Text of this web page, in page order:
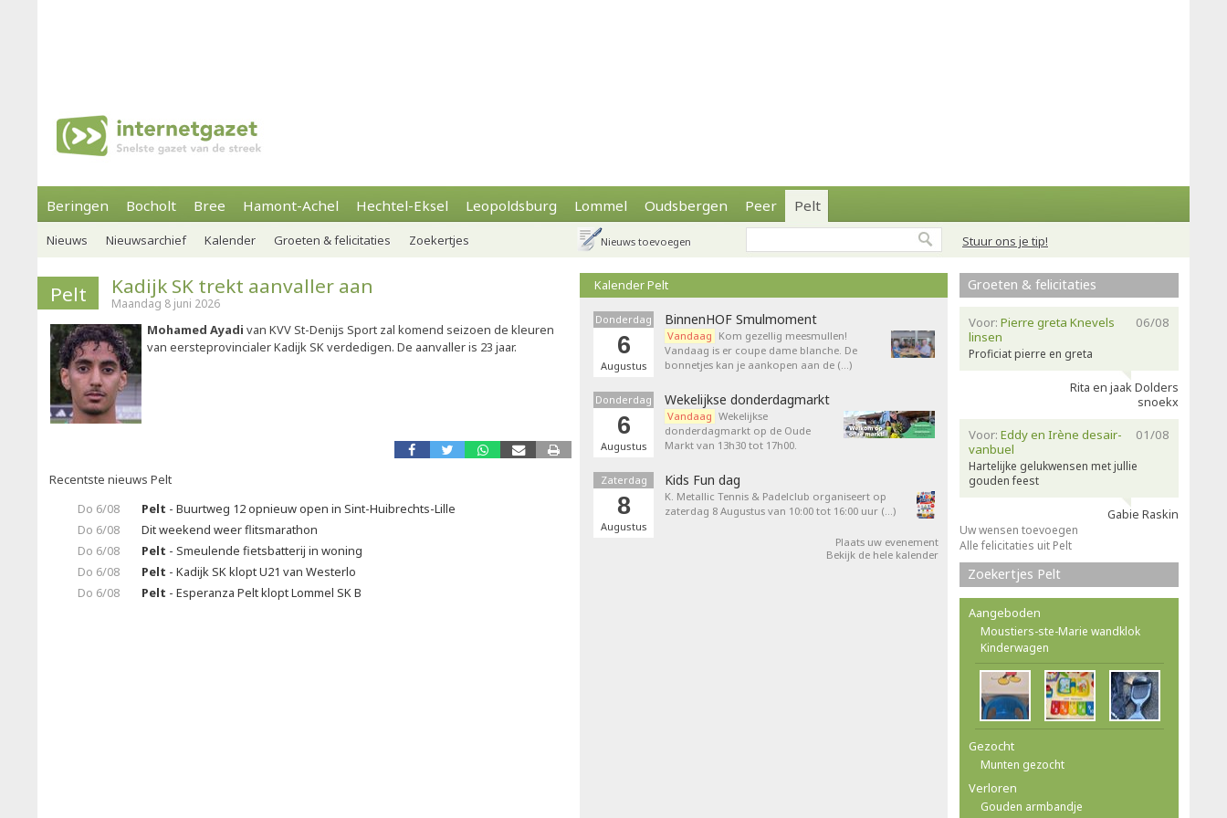
Beringen Bocholt Bree Hamont-Achel Hechtel-Eksel Leopoldsburg Lommel Oudsbergen Peer Pelt
Stuur ons je tip!
Nieuws Nieuwsarchief Kalender Groeten & felicitaties Zoekertjes Nieuws toevoegen
Pelt Kadijk SK trekt aanvaller aan
Maandag 8 juni 2026
Mohamed Ayadi van KVV St-Denijs Sport zal komend seizoen de kleuren
van eersteprovincialer Kadijk SK verdedigen. De aanvaller is 23 jaar.
Recentste nieuws Pelt
Do 6/08
Pelt - Buurtweg 12 opnieuw open in Sint-Huibrechts-Lille
Do 6/08
Dit weekend weer flitsmarathon
Do 6/08
Pelt - Smeulende fietsbatterij in woning
Do 6/08
Pelt - Kadijk SK klopt U21 van Westerlo
Do 6/08
Pelt - Esperanza Pelt klopt Lommel SK B
Kalender Pelt
Donderdag
6
Augustus
BinnenHOF Smulmoment
Vandaag Kom gezellig meesmullen!
Vandaag is er coupe dame blanche. De
bonnetjes kan je aankopen aan de (…)
Donderdag
6
Augustus
Wekelijkse donderdagmarkt
Vandaag Wekelijkse
donderdagmarkt op de Oude
Markt van 13h30 tot 17h00.
Zaterdag
8
Augustus
Kids Fun dag
K. Metallic Tennis & Padelclub organiseert op
zaterdag 8 Augustus van 10:00 tot 16:00 uur (…)
Plaats uw evenement
Bekijk de hele kalender
Groeten & felicitaties
06/08
Voor: Pierre greta Knevels
linsen
Proficiat pierre en greta
Rita en jaak Dolders
snoekx
01/08
Voor: Eddy en Irène desair-
vanbuel
Hartelijke gelukwensen met jullie
gouden feest
Gabie Raskin
Uw wensen toevoegen
Alle felicitaties uit Pelt
Zoekertjes Pelt
Aangeboden
Moustiers-ste-Marie wandklok
Kinderwagen
Gezocht
Munten gezocht
Verloren
Gouden armbandje